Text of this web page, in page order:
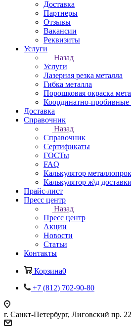
Доставка
Партнеры
Отзывы
Вакансии
Реквизиты
Услуги
Назад
Услуги
Лазерная резка металла
Гибка металла
Порошковая окраска
Координатно-пробивные
Доставка
Справочник
Назад
Справочник
Сертификаты
ГОСТы
FAQ
Калькулятор
Калькулятор ж\д доставки
Прайс-лист
Пресс центр
Назад
Пресс центр
Акции
Новости
Статьи
Контакты
Корзина0
+7 (812) 702-90-80
г. Санкт-Петербург, Лиговский пр.